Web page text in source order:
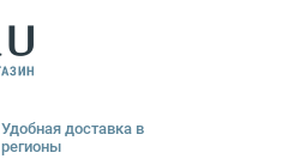
Удобная доставка в
регионы